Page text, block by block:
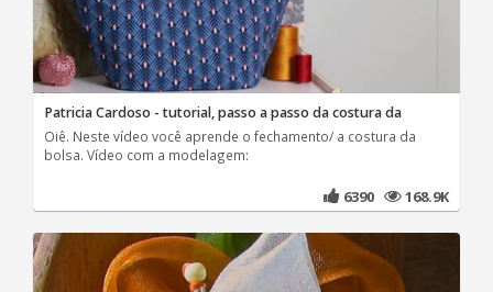
Patricia Cardoso - tutorial, passo a passo da costura da
Oiê. Neste vídeo você aprende o fechamento/ a costura da
bolsa. Vídeo com a modelagem:
6390 168.9K